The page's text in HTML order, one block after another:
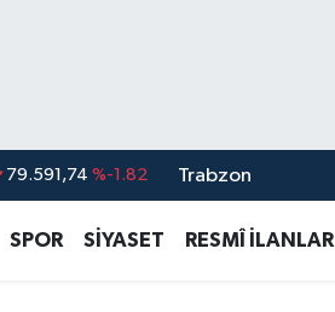
45,43620 %0.02 Trabzon
SPOR SİYASET RESMÎ İLANLAR